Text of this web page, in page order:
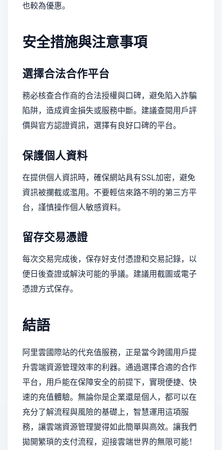
也較為優惠。
安全措施與注意事項
選擇合法合作平台
務必核查合作商的合法授權與口碑，避免陷入詐騙
陷阱，造成資金損失或服務中斷。建議查閱用戶評
價與官方認證資訊，選擇有良好口碑的平台。
保護個人資料
在提供個人資訊時，確保網站具有SSL加密，避免
資訊被攔截或濫用。不要輕信來路不明的第三方平
台，謹慎操作個人敏感資料。
留存交易憑證
每次交易完成後，保存好支付憑證和交易記錄，以
便日後查證或解決可能的爭議。建議用截圖或電子
憑證方式保存。
結語
阿里雲國際站的代充值服務，正是當今跨國用戶提
升雲端資源管理效率的利器。通過選擇合適的合作
平台，用戶能在保障安全的前提下，實現便捷、快
速的充值體驗。無論你是企業還是個人，都可以在
充分了解流程與風險的基礎上，智慧運用這項服
務，讓雲端資源管理變得如此簡單與高效。讓我們
拋開繁瑣的支付流程，迎接雲端世界的無限可能！